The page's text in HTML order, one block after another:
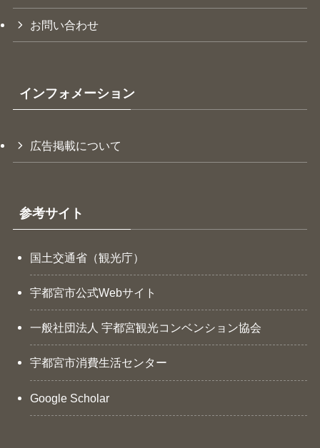
お問い合わせ
インフォメーション
広告掲載について
参考サイト
国土交通省（観光庁）
宇都宮市公式Webサイト
一般社団法人 宇都宮観光コンベンション協会
宇都宮市消費生活センター
Google Scholar